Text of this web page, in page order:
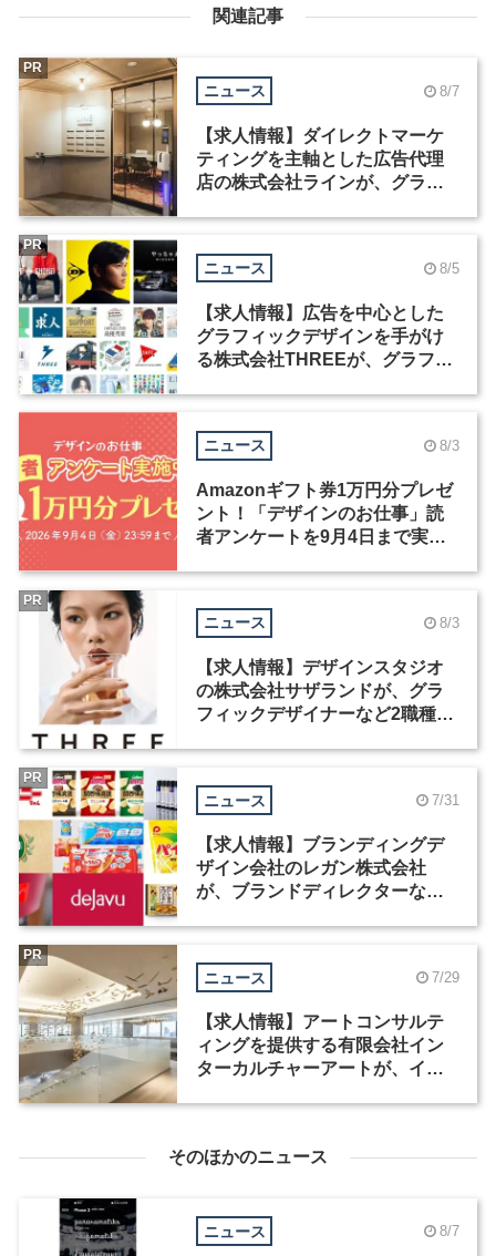
関連記事
ニュース 8/7
【求人情報】ダイレクトマーケ
ティングを主軸とした広告代理
店の株式会社ラインが、グラフ
PR
ニュース 8/5
【求人情報】広告を中心とした
グラフィックデザインを手がけ
る株式会社THREEが、グラフィ
PR
ニュース 8/3
Amazonギフト券1万円分プレゼ
ント！「デザインのお仕事」読
者アンケートを9月4日まで実施
ニュース 8/3
【求人情報】デザインスタジオ
の株式会社サザランドが、グラ
フィックデザイナーなど2職種を
PR
ニュース 7/31
【求人情報】ブランディングデ
ザイン会社のレガン株式会社
が、ブランドディレクターなど3
PR
ニュース 7/29
【求人情報】アートコンサルテ
ィングを提供する有限会社イン
ターカルチャーアートが、イン
PR
そのほかのニュース
ニュース 8/7